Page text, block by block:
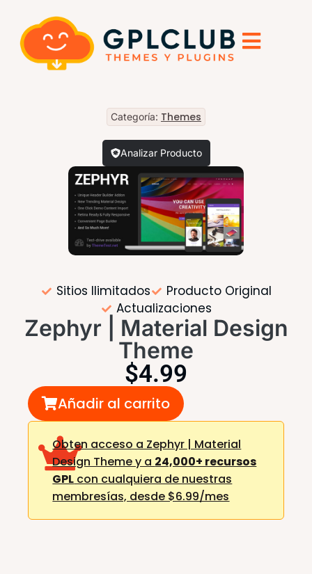
Categoría: Themes
Analizar Producto
Sitios Ilimitados
Producto Original
Actualizaciones
Zephyr | Material Design
Theme
$4.99
Añadir al carrito
Obten acceso a Zephyr | Material
Design Theme y a 24,000+ recursos
GPL con cualquiera de nuestras
membresías, desde $6.99/mes